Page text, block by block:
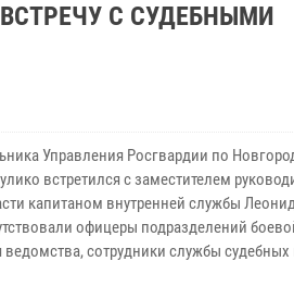
С СУДЕБНЫМИ
Управления Росгвардии по
встретился с заместителем
капитаном внутренней службы
офицеры подразделений
сотрудники службы судебных